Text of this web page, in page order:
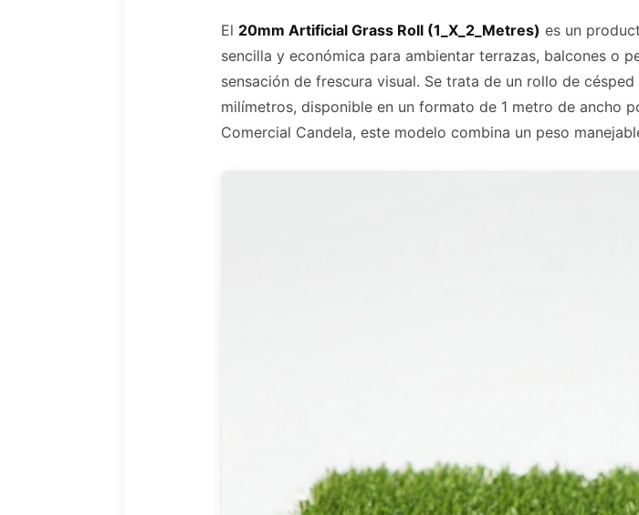
El 20mm Artificial Grass Roll (1_X_2_Metres) es un
sencilla y económica para ambientar terrazas, balcones o
sensación de frescura visual. Se trata de un rollo de
milímetros, disponible en un formato de 1 metro de ancho
Comercial Candela, este modelo combina un peso